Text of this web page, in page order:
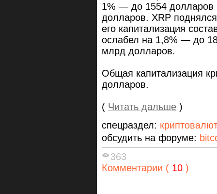
1% — до 1554 долларов
долларов. XRP
его капитализация
ослабел на 1,8% — до
млрд долларов.
Общая капитализация
долларов.
( Читать дальше )
спецраздел:
обсудить на форуме:
363
Комментарии ( 10 )